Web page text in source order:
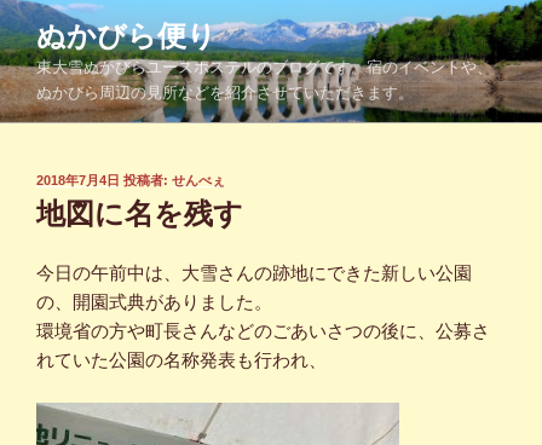
コ
ン
テ
ン
ツ
ぬかびら便り
東大雪ぬかびらユースホステルのブログです。宿のイベントや、
ぬかびら周辺の見所などを紹介させていただきます。
投
稿
日:
2018年7月4日 投稿者: せんべぇ
地図に名を残す
今日の午前中は、大雪さんの跡地にできた新しい公園
の、開園式典がありました。
環境省の方や町長さんなどのごあいさつの後に、公募さ
れていた公園の名称発表も行われ、